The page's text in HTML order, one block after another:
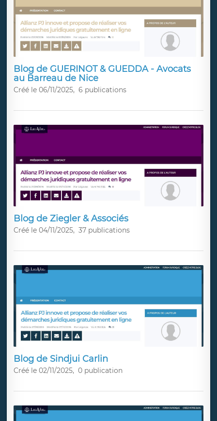
Blog de GUERINOT & GUEDDA - Avocats
au Barreau de Nice
Créé le 06/11/2025, 6 publications
Blog de Ziegler & Associés
Créé le 04/11/2025, 37 publications
Blog de Sindjui Carlin
Créé le 02/11/2025, 0 publication